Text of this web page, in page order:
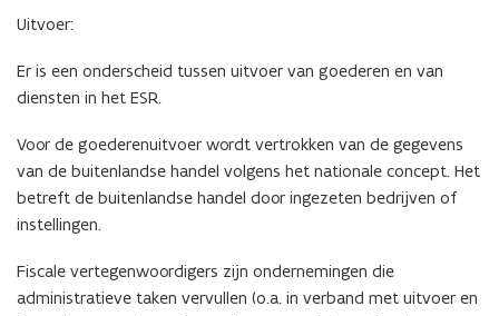
Uitvoer:
Er is een onderscheid tussen uitvoer van goederen en van
diensten in het ESR.
Voor de goederenuitvoer wordt vertrokken van de gegevens
van de buitenlandse handel volgens het nationale concept. Het
betreft de buitenlandse handel door ingezeten bedrijven of
instellingen.
Fiscale vertegenwoordigers zijn ondernemingen die
administratieve taken vervullen (o.a. in verband met uitvoer en